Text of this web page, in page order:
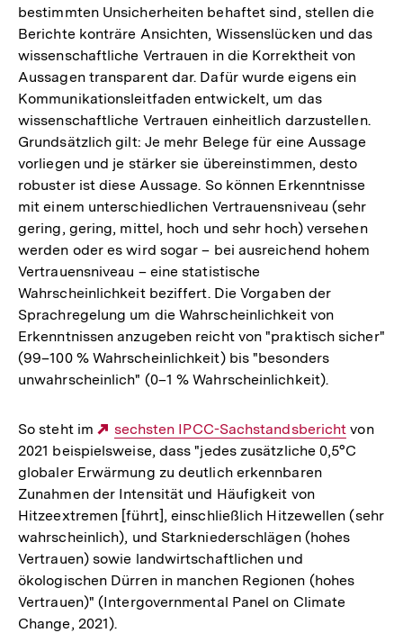
bestimmten Unsicherheiten behaftet sind, stellen die
Berichte konträre Ansichten, Wissenslücken und das
wissenschaftliche Vertrauen in die Korrektheit von
Aussagen transparent dar. Dafür wurde eigens ein
Kommunikationsleitfaden entwickelt, um das
wissenschaftliche Vertrauen einheitlich darzustellen.
Grundsätzlich gilt: Je mehr Belege für eine Aussage
vorliegen und je stärker sie übereinstimmen, desto
robuster ist diese Aussage. So können Erkenntnisse
mit einem unterschiedlichen Vertrauensniveau (sehr
gering, gering, mittel, hoch und sehr hoch) versehen
werden oder es wird sogar – bei ausreichend hohem
Vertrauensniveau – eine statistische
Wahrscheinlichkeit beziffert. Die Vorgaben der
Sprachregelung um die Wahrscheinlichkeit von
Erkenntnissen anzugeben reicht von "praktisch sicher"
(99–100 % Wahrscheinlichkeit) bis "besonders
unwahrscheinlich" (0–1 % Wahrscheinlichkeit).
So steht im
Externer
Link:
sechsten IPCC-Sachstandsbericht von
2021 beispielsweise, dass "jedes zusätzliche 0,5°C
globaler Erwärmung zu deutlich erkennbaren
Zunahmen der Intensität und Häufigkeit von
Hitzeextremen [führt], einschließlich Hitzewellen (sehr
wahrscheinlich), und Starkniederschlägen (hohes
Vertrauen) sowie landwirtschaftlichen und
ökologischen Dürren in manchen Regionen (hohes
Vertrauen)" (Intergovernmental Panel on Climate
Change, 2021).